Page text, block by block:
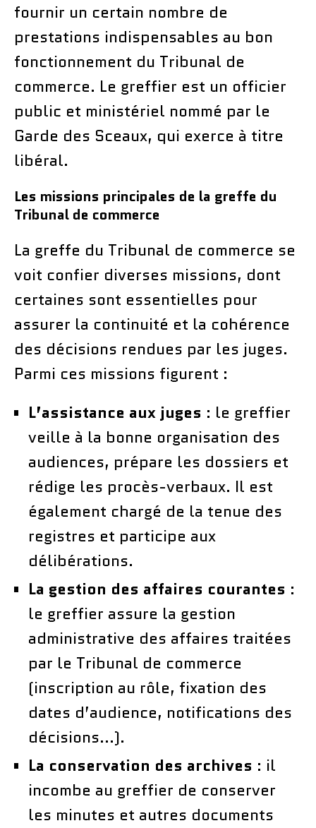
fournir un certain nombre de
prestations indispensables au bon
fonctionnement du Tribunal de
commerce. Le greffier est un officier
public et ministériel nommé par le
Garde des Sceaux, qui exerce à titre
libéral.
Les missions principales de la greffe du
Tribunal de commerce
La greffe du Tribunal de commerce se
voit confier diverses missions, dont
certaines sont essentielles pour
assurer la continuité et la cohérence
des décisions rendues par les juges.
Parmi ces missions figurent :
L’assistance aux juges : le greffier
veille à la bonne organisation des
audiences, prépare les dossiers et
rédige les procès-verbaux. Il est
également chargé de la tenue des
registres et participe aux
délibérations.
La gestion des affaires courantes :
le greffier assure la gestion
administrative des affaires traitées
par le Tribunal de commerce
(inscription au rôle, fixation des
dates d’audience, notifications des
décisions…).
La conservation des archives : il
incombe au greffier de conserver
les minutes et autres documents